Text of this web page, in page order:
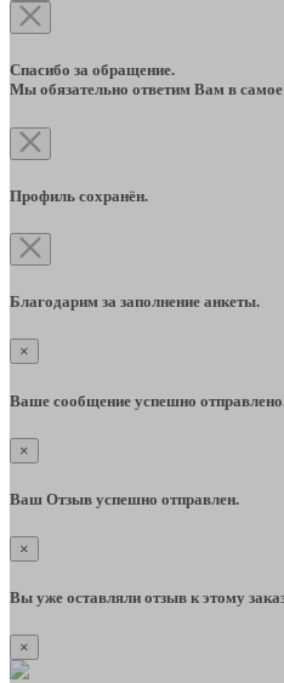
Спасибо за обращение.
Мы обязательно ответим Вам в
Профиль сохранён.
Благодарим за заполнение анкеты.
×
Ваше сообщение успешно
×
Ваш Отзыв успешно отправлен.
×
Вы уже оставляли отзыв к этому
×